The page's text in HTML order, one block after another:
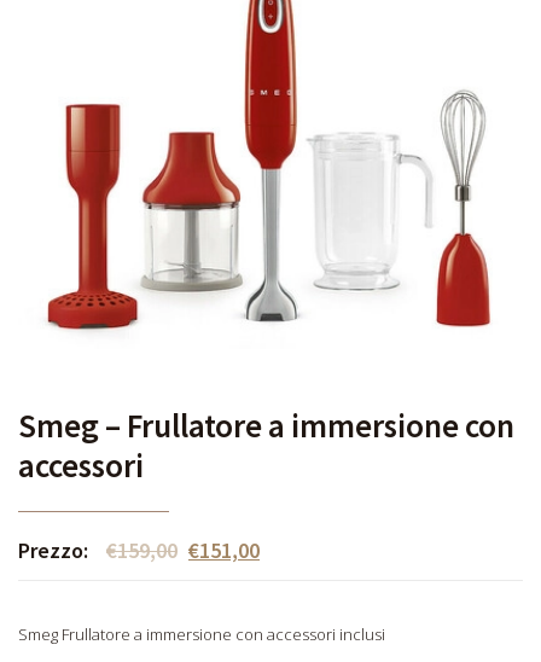
Smeg – Frullatore a immersione con
accessori
Prezzo: €159,00 €151,00
Smeg Frullatore a immersione con accessori inclusi